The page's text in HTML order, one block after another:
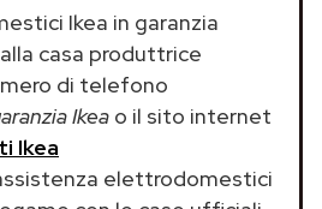
Ikea in garanzia
casa produttrice
di telefono
Ikea o il sito internet
Ikea
elettrodomestici